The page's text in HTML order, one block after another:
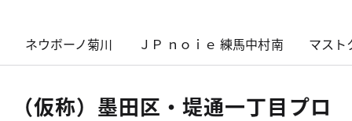
ネウボーノ菊川 ＪＰ ｎｏｉｅ 練馬中村南 マスト
（仮称）墨田区・堤通一丁目プロ